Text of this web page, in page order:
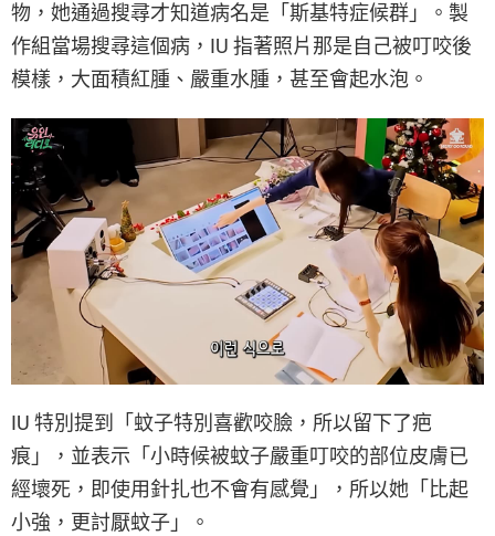
物，她通過搜尋才知道病名是「斯基特症候群」。製
作組當場搜尋這個病，IU 指著照片那是自己被叮咬後
模樣，大面積紅腫、嚴重水腫，甚至會起水泡。
IU 特別提到「蚊子特別喜歡咬臉，所以留下了疤
痕」，並表示「小時候被蚊子嚴重叮咬的部位皮膚已
經壞死，即使用針扎也不會有感覺」，所以她「比起
小強，更討厭蚊子」。